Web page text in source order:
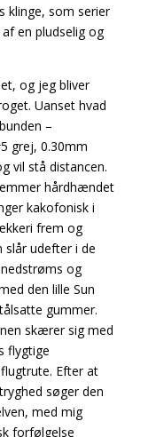
klinge, som serier
en pludselig og
og jeg bliver
Uanset hvad
–
grej, 0.30mm
vil stå distancen.
hårdhændet
kakofonisk i
frem og
slår udefter i de
og
den lille Sun
gummer.
skærer sig med
flygtige
Efter at
søger den
med mig
forfølgelse